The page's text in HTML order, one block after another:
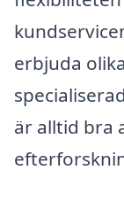
erbjuda
är alltid bra